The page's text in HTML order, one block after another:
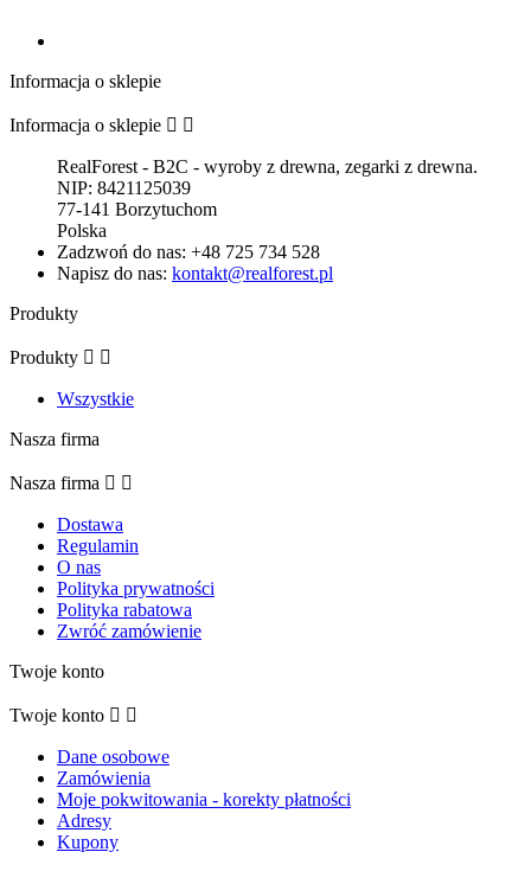
Informacja o sklepie
Informacja o sklepie  
RealForest - B2C - wyroby z drewna, zegarki z drewna.
NIP: 8421125039
77-141 Borzytuchom
Polska
Zadzwoń do nas: +48 725 734 528
Napisz do nas: kontakt@realforest.pl
Produkty
Produkty  
Wszystkie
Nasza firma
Nasza firma  
Dostawa
Regulamin
O nas
Polityka prywatności
Polityka rabatowa
Zwróć zamówienie
Twoje konto
Twoje konto  
Dane osobowe
Zamówienia
Moje pokwitowania - korekty płatności
Adresy
Kupony